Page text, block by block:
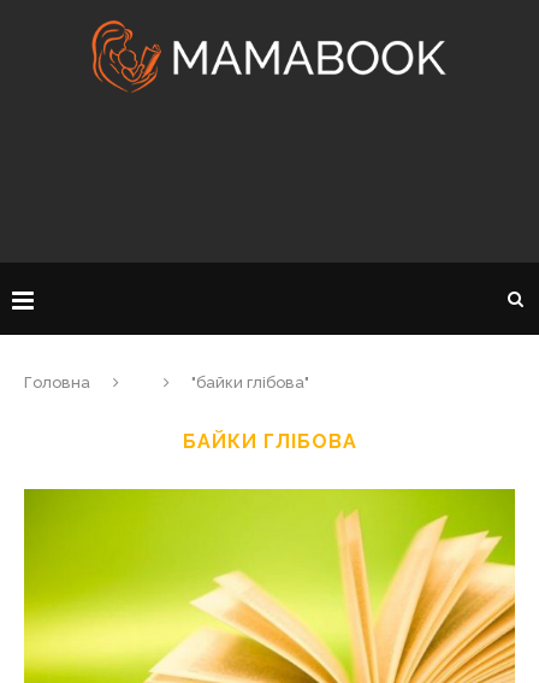
Головна "байки глібова"
БАЙКИ ГЛІБОВА